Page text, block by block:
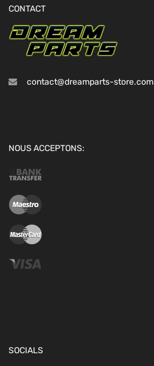
CONTACT
contact@dreamparts-store.com
NOUS ACCEPTONS:
SOCIALS